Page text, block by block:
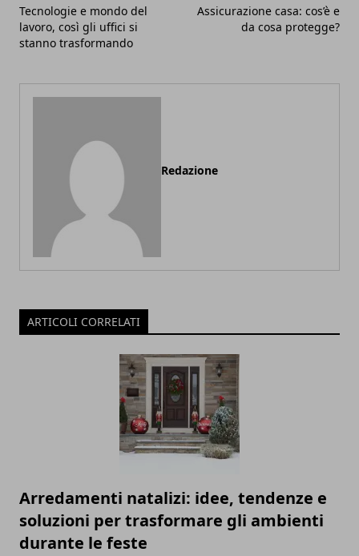
Tecnologie e mondo del
lavoro, così gli uffici si
stanno trasformando
Assicurazione casa: cos’è e
da cosa protegge?
Redazione
ARTICOLI CORRELATI
Arredamenti natalizi: idee, tendenze e
soluzioni per trasformare gli ambienti
durante le feste